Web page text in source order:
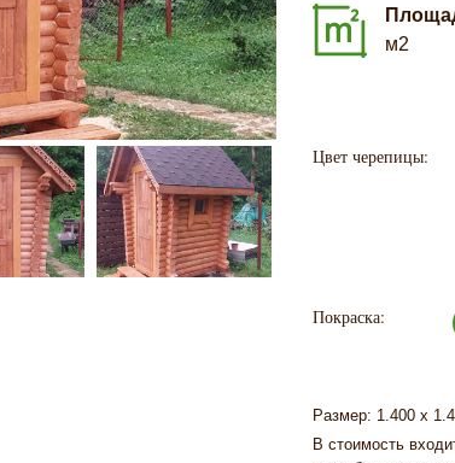
м2
Цвет черепицы:
Покраска:
Размер: 1.400 х
В стоимость